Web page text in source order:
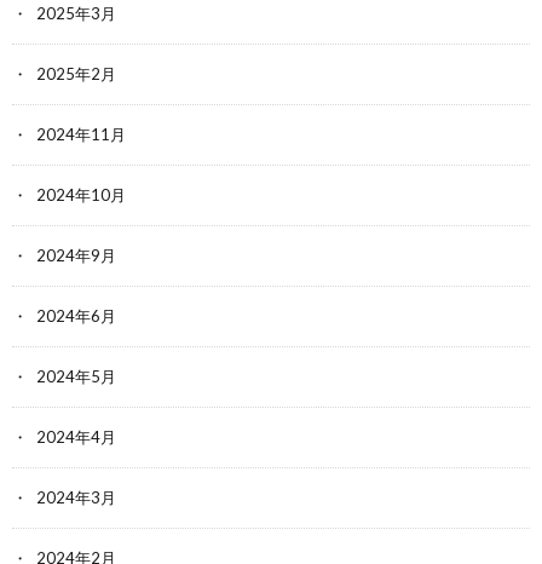
2025年3月
2025年2月
2024年11月
2024年10月
2024年9月
2024年6月
2024年5月
2024年4月
2024年3月
2024年2月